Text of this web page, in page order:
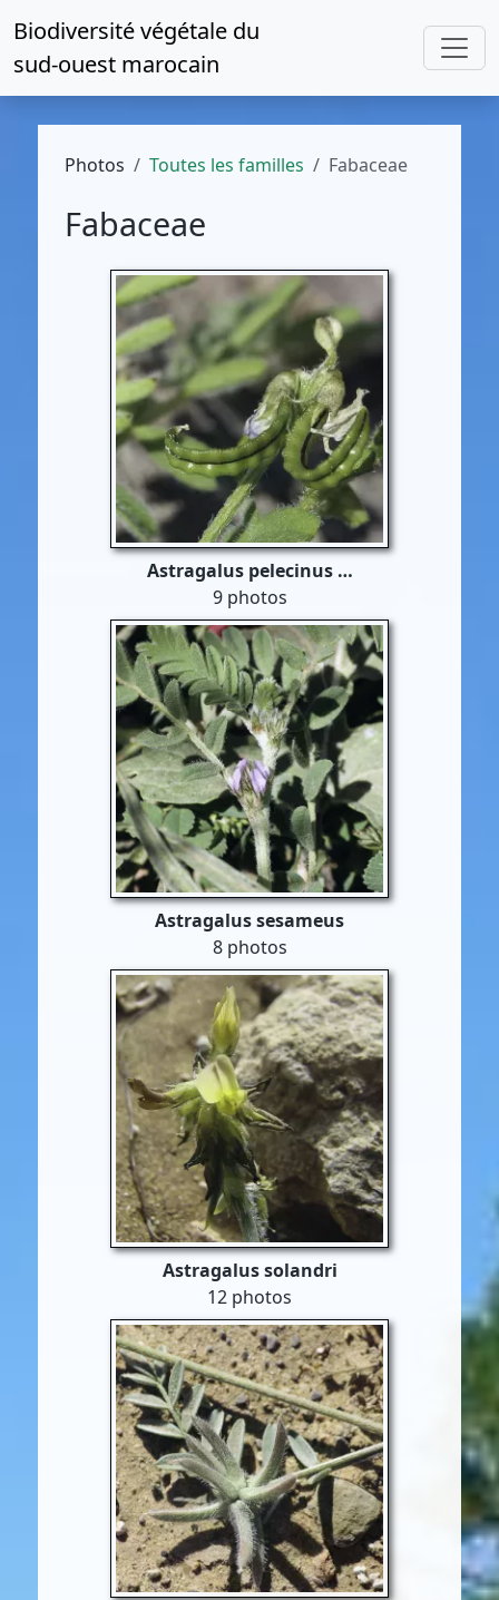
Biodiversité végétale du
sud-ouest marocain
Photos Toutes les familles Fabaceae
Fabaceae
Astragalus pelecinus …
9 photos
Astragalus sesameus
8 photos
Astragalus solandri
12 photos